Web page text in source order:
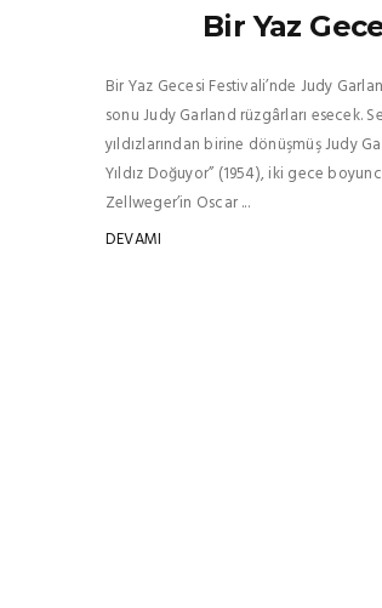
Bir Yaz
Bir Yaz Gecesi Festivali’nde Judy
sonu Judy Garland rüzgârları esecek.
yıldızlarından birine dönüşmüş Judy
Yıldız Doğuyor” (1954), iki gece
Zellweger’in Oscar ...
DEVAMI